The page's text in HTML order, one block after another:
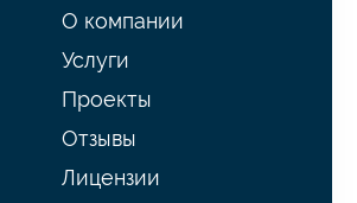
О компании
Услуги
Проекты
Отзывы
Лицензии